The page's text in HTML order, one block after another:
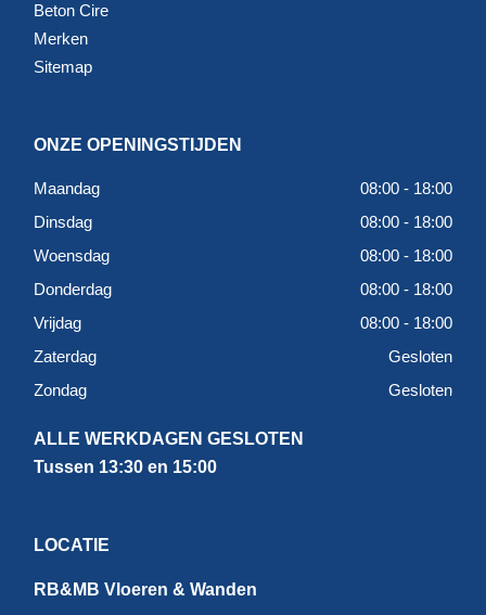
Beton Cire
Merken
Sitemap
ONZE OPENINGSTIJDEN
Maandag
08:00 - 18:00
Dinsdag
08:00 - 18:00
Woensdag
08:00 - 18:00
Donderdag
08:00 - 18:00
Vrijdag
08:00 - 18:00
Zaterdag
Gesloten
Zondag
Gesloten
ALLE WERKDAGEN GESLOTEN
Tussen 13:30 en 15:00
LOCATIE
RB&MB Vloeren & Wanden